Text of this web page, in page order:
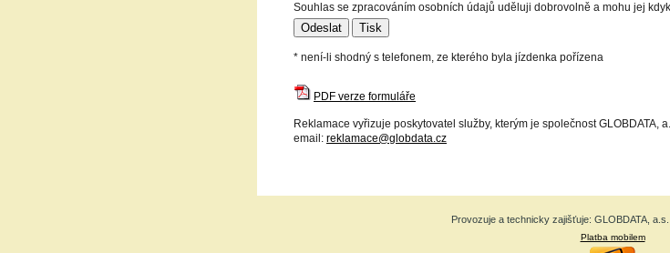
Souhlas se zpracováním osobních údajů uděluji dobrovolně a mohu jej
* není-li shodný s telefonem, ze kterého byla jízdenka pořízena
PDF verze formuláře
Reklamace vyřizuje poskytovatel služby, kterým je společnost GLOBDATA,
email: reklamace@globdata.cz
Provozuje a technicky zajišťuje: GLOBDATA,
Platba mobilem